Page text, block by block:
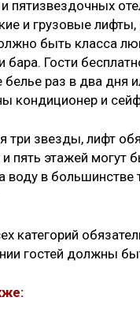
пятизвездочных
и грузовые
быть класса
бара. Гости
белье раз в два дня
кондиционер и
три звезды, лифт
пять этажей могут
воду в
категорий
гостей должны